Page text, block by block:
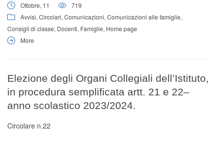
Ottobre, 11
719
Avvisi, Circolari, Comunicazioni, Comunicazioni alle famiglie,
Consigli di classe, Docenti, Famiglie, Home page
More
Elezione degli Organi Collegiali dell’Istituto,
in procedura semplificata artt. 21 e 22–
anno scolastico 2023/2024.
Circolare n.22